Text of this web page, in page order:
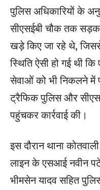
पुलिस अधिकारियों के
सीएसईबी चौक तक
खड़े किए जा रहे थे, जिससे
स्थिति ऐसी हो गई थी
सेवाओं को भी निकलने में
ट्रैफिक पुलिस और
पहुंचकर कार्रवाई की।
इस दौरान थाना
लाइन के एसआई नवीन
भीमसेन यादव सहित